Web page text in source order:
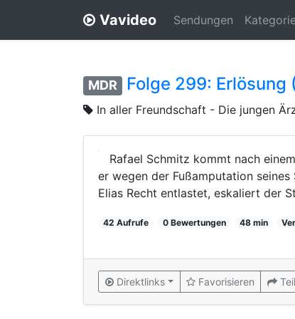
Vavideo Sendungen
MDR Folge 299: Erlösung
In aller Freundschaft - Die jungen
Rafael Schmitz kommt nach
er wegen der Fußamputation
Elias Recht entlastet, eskaliert der
42 Aufrufe 0 Bewertungen 48 min
Direktlinks Favorisieren